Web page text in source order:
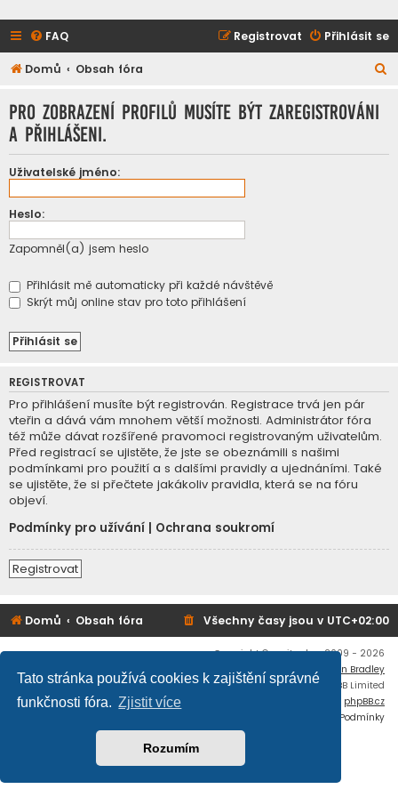
Tato stránka používá cookies k zajištění správné
funkčnosti fóra. Zjistit více
Rozumím
FAQ Přihlásit se
Registrovat
Domů Obsah fóra
Pro zobrazení profilů musíte být zaregistrováni
a přihlášeni.
Uživatelské jméno:
Heslo:
Zapomněl(a) jsem heslo
Přihlásit mě automaticky při každé návštěvě
Skrýt můj online stav pro toto přihlášení
REGISTROVAT
Pro přihlášení musíte být registrován. Registrace trvá jen pár
vteřin a dává vám mnohem větší možnosti. Administrátor fóra
též může dávat rozšířené pravomoci registrovaným uživatelům.
Před registrací se ujistěte, že jste se obeznámili s našimi
podmínkami pro použití a s dalšími pravidly a ujednáními. Také
se ujistěte, že si přečtete jakákoliv pravidla, která se na fóru
objeví.
Podmínky pro užívání
Ochrana soukromí
Registrovat
Domů Obsah fóra Všechny časy jsou v UTC+02:00
Copyright © mujtank.cz 2009 - 2026
Flat Style by
Ian Bradley
Založeno naphpBB® Forum Software © phpBB Limited
phpBB.cz
Podmínky